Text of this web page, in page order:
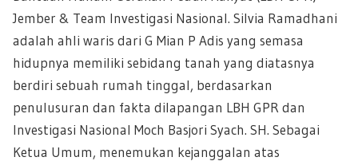
Jember & Team Investigasi Nasional. Silvia Ramadhani
adalah ahli waris dari G Mian P Adis yang semasa
hidupnya memiliki sebidang tanah yang diatasnya
berdiri sebuah rumah tinggal, berdasarkan
penulusuran dan fakta dilapangan LBH GPR dan
Investigasi Nasional Moch Basjori Syach. SH. Sebagai
Ketua Umum, menemukan kejanggalan atas